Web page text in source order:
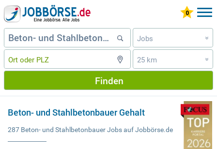
Jobs »
25 km »
Finden
Beton- und Stahlbetonbauer Gehalt
287 Beton- und Stahlbetonbauer Jobs auf Jobbörse.de